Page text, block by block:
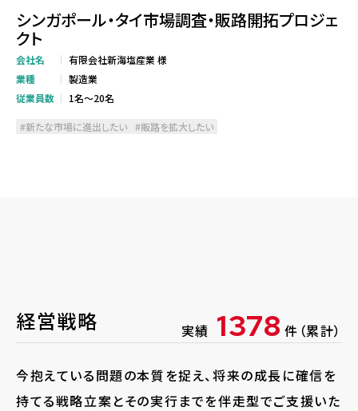
シンガポール・タイ市場調査・販路開拓プロジェ
クト
会社名
有限会社新海塩産業 様
業種
製造業
従業員数
1名～20名
新たな市場に進出したい 販路を拡大したい
経営戦略 実績 1378 件（累計）
今抱えている問題の本質を捉え、将来の成長に確信を
持てる戦略立案とその実行までを伴走型でご支援いた